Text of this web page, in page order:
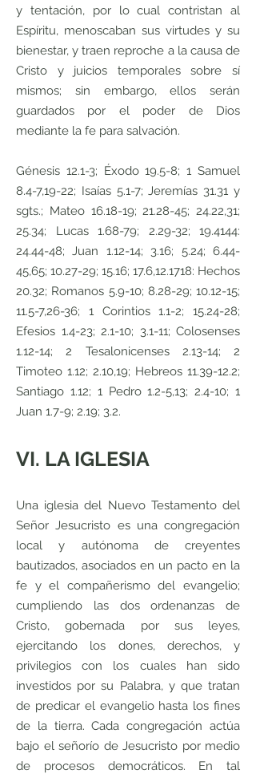
y tentación, por lo cual contristan al
Espíritu, menoscaban sus virtudes y su
bienestar, y traen reproche a la causa de
Cristo y juicios temporales sobre sí
mismos; sin embargo, ellos serán
guardados por el poder de Dios
mediante la fe para salvación.
Génesis 12.1-3; Éxodo 19.5-8; 1 Samuel
8.4-7,19-22; Isaías 5.1-7; Jeremías 31.31 y
sgts.; Mateo 16.18-19; 21.28-45; 24.22,31;
25.34; Lucas 1.68-79; 2.29-32; 19.4144:
24.44-48; Juan 1.12-14; 3.16; 5.24; 6.44-
45,65; 10.27-29; 15.16; 17.6,12.1718: Hechos
20.32; Romanos 5.9-10; 8.28-29; 10.12-15;
11.5-7,26-36; 1 Corintios 1.1-2; 15.24-28;
Efesios 1.4-23; 2.1-10; 3.1-11; Colosenses
1.12-14; 2 Tesalonicenses 2.13-14; 2
Timoteo 1.12; 2.10,19; Hebreos 11.39-12.2;
Santiago 1.12; 1 Pedro 1.2-5,13; 2.4-10; 1
Juan 1.7-9; 2.19; 3.2.
VI. LA IGLESIA
Una iglesia del Nuevo Testamento del
Señor Jesucristo es una congregación
local y autónoma de creyentes
bautizados, asociados en un pacto en la
fe y el compañerismo del evangelio;
cumpliendo las dos ordenanzas de
Cristo, gobernada por sus leyes,
ejercitando los dones, derechos, y
privilegios con los cuales han sido
investidos por su Palabra, y que tratan
de predicar el evangelio hasta los fines
de la tierra. Cada congregación actúa
bajo el señorío de Jesucristo por medio
de procesos democráticos. En tal